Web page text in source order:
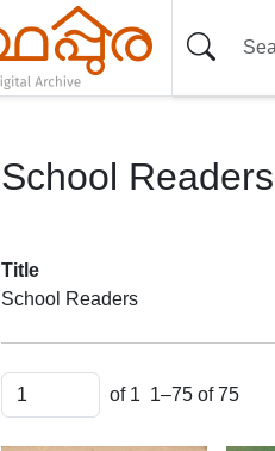
School Readers
Title
School Readers
Items of 1 1–75 of 75